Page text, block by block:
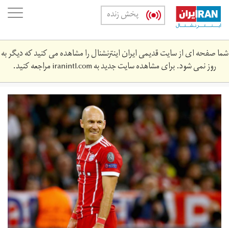
Skip
main
content
پخش زنده
شما صفحه ای از سایت قدیمی ایران اینترنشنال را مشاهده می کنید که دیگر به
روز نمی شود. برای مشاهده سایت جدید بهiranintl.comمراجعه کنید.
862963566.0.jpg